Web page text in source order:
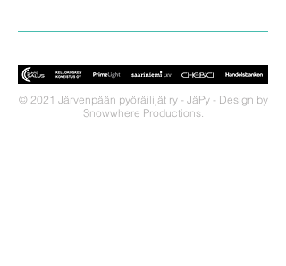
© 2021 Järvenpään pyöräilijät ry - JäPy - Design by
Snowwhere Productions.